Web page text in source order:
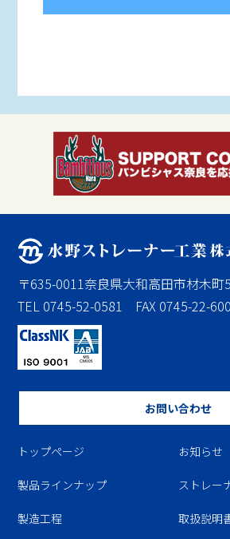
〒635-0011奈良県大和高田市材木町
TEL 0745-52-0581 FAX 0745-22-
お問い合わせ
トップページ お知らせ
製品ラインナップ ストレー
製造工程 取扱説明